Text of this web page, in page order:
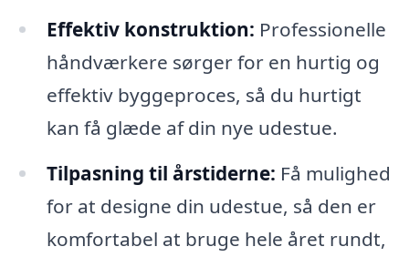
Effektiv konstruktion: Professionelle
håndværkere sørger for en hurtig og
effektiv byggeproces, så du hurtigt
kan få glæde af din nye udestue.
Tilpasning til årstiderne: Få mulighed
for at designe din udestue, så den er
komfortabel at bruge hele året rundt,